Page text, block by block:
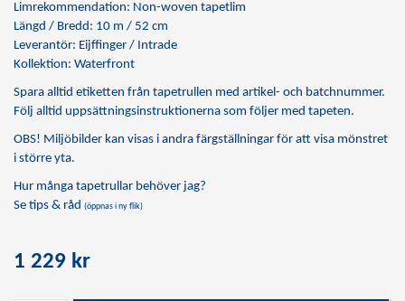
Limrekommendation: Non-woven tapetlim
Längd / Bredd: 10 m / 52 cm
Leverantör: Eijffinger / Intrade
Kollektion: Waterfront
Spara alltid etiketten från tapetrullen med artikel- och batchnummer.
Följ alltid uppsättningsinstruktionerna som följer med tapeten.
OBS! Miljöbilder kan visas i andra färgställningar för att visa mönstret
i större yta.
Hur många tapetrullar behöver jag?
Se tips & råd (öppnas i ny flik)
1 229 kr